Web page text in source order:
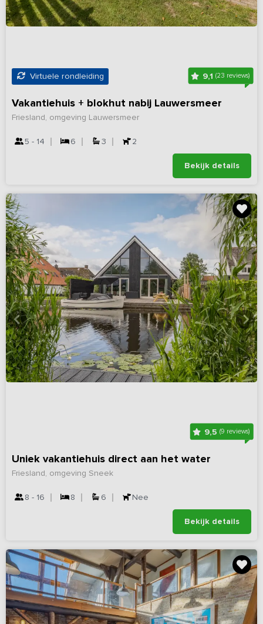
Virtuele rondleiding 9,1(23 reviews)
Vakantiehuis + blokhut nabij Lauwersmeer
Friesland, omgeving Lauwersmeer
5 - 14 6 3 2
Bekijk details
9,5(9 reviews)
Uniek vakantiehuis direct aan het water
Friesland, omgeving Sneek
8 - 16 8 6 Nee
Bekijk details